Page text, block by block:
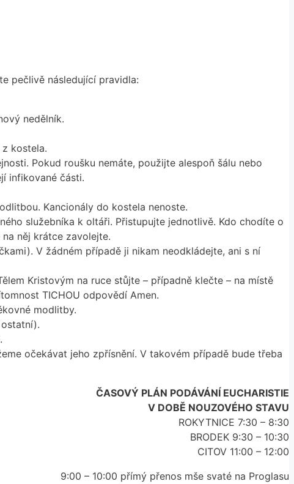
pečlivě následující pravidla:
nedělník.
kostela.
Pokud roušku nemáte, použijte alespoň šálu nebo
infikované části.
Kancionály do kostela nenoste.
služebníka k oltáři. Přistupujte jednotlivě. Kdo chodíte o
něj krátce zavolejte.
V žádném případě ji nikam neodkládejte, ani s ní
Kristovým na ruce stůjte – případně klečte – na místě
TICHOU odpovědí Amen.
modlitby.
očekávat jeho zpřísnění. V takovém případě bude třeba
ČASOVÝ PLÁN PODÁVÁNÍ EUCHARISTIE
V DOBĚ NOUZOVÉHO STAVU
ROKYTNICE 7:30 – 8:30
BRODEK 9:30 – 10:30
CITOV 11:00 – 12:00
9:00 – 10:00 přímý přenos mše svaté na Proglasu